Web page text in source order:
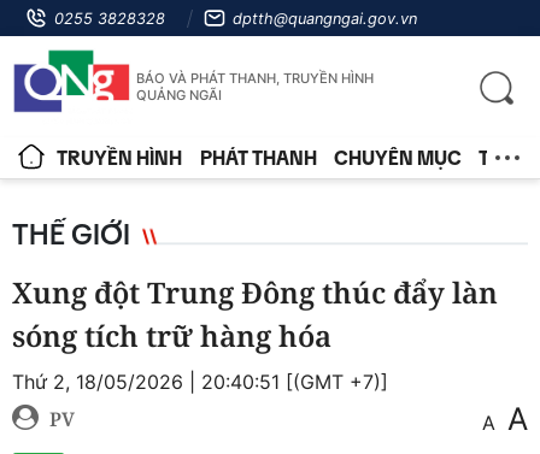
0255 3828328 dptth@quangngai.gov.vn
BÁO VÀ PHÁT THANH, TRUYỀN HÌNH
QUẢNG NGÃI
TRUYỀN HÌNH PHÁT THANH CHUYÊN MỤC TIN
THẾ GIỚI
Xung đột Trung Đông thúc đẩy làn
sóng tích trữ hàng hóa
Thứ 2, 18/05/2026 | 20:40:51 [(GMT +7)]
PV A A